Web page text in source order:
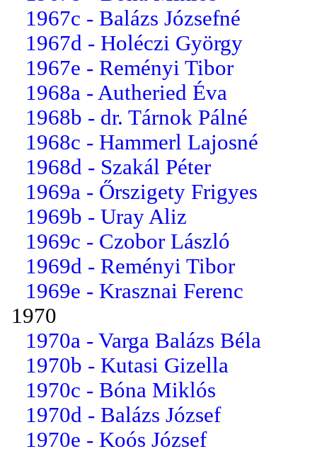
1967c - Balázs Józsefné
1967d - Holéczi György
1967e - Reményi Tibor
1968a - Autheried Éva
1968b - dr. Tárnok Pálné
1968c - Hammerl Lajosné
1968d - Szakál Péter
1969a - Őrszigety Frigyes
1969b - Uray Aliz
1969c - Czobor László
1969d - Reményi Tibor
1969e - Krasznai Ferenc
1970
1970a - Varga Balázs Béla
1970b - Kutasi Gizella
1970c - Bóna Miklós
1970d - Balázs József
1970e - Koós József